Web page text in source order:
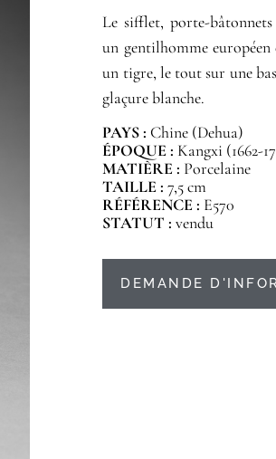
Le sifflet, porte-bâtonnets
un gentilhomme
un tigre, le tout sur une
glaçure blanche.
PAYS : Chine (Dehua)
ÉPOQUE : Kangxi (1662-
MATIÈRE : Porcelaine
TAILLE :7,5 cm
RÉFÉRENCE : E570
STATUT :vendu
DEMANDE